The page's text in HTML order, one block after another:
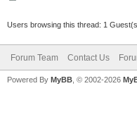
Users browsing this thread: 1
Forum Team Contact Us
Powered By MyBB , © 2002-2026